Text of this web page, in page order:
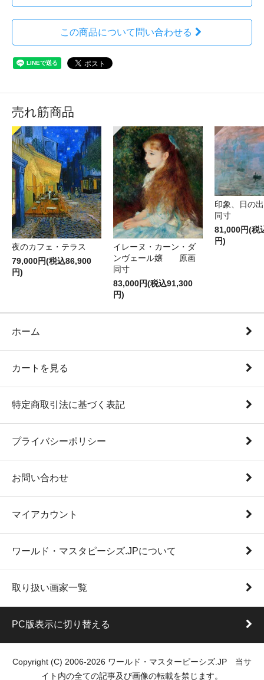
この商品について問い合わせる
売れ筋商品
夜のカフェ・テラス
79,000円(税込86,900
円)
イレーヌ・カーン・ダ
ンヴェール嬢 原画
同寸
83,000円(税込91,300
円)
印象、日
同寸
81,000円(税
円)
ホーム
カートを見る
特定商取引法に基づく表記
プライバシーポリシー
お問い合わせ
マイアカウント
ワールド・マスタピーシズ.JPについて
取り扱い画家一覧
PC版表示に切り替える
Copyright (C) 2006-2026 ワールド・マスターピーシズ.JP 当サ
イト内の全ての記事及び画像の転載を禁じます。